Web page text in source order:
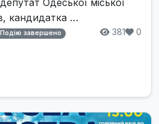
Одеської міської
кандидатка …
Подію завершено 381 0